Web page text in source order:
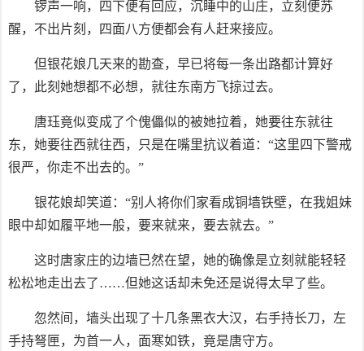
锣声一响，四下便有回应，沉睡中的山庄，立刻便苏
醒，不出片刻，四面八方便都会有人赶来接应。
但银花娘几天来的勘查，早已将每一条出路都计算好
了，此刻她想都不必想，就往东南方飞掠过去。
唐珏竟似变成了个傀儡似的被她拉着，她要往东就往
东，她要往西就往西，只是在嘴里抗议着道：“这里四下警戒
很严，你走不出去的。”
银花娘却笑道：“别人将你们家看成铜墙铁壁，在我姐妹
眼中却如履平地一般，要来就来，要去就去。”
这时唐家庄的边墙已然在望，她的确像是立刻就能轻轻
松松地走出去了……但她这话却未免还是说得太早了些。
忽然间，墙头出现了十几条黑衣大汉，右手持长刀，左
手持弩匣，为首一人，面寒如铁，竟是唐守方。